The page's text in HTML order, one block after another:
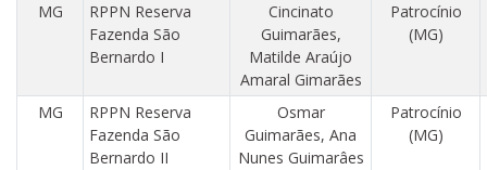
MG
RPPN Reserva
Fazenda São
Bernardo I
Cincinato
Guimarães,
Matilde Araújo
Amaral Gimarães
Patrocínio
(MG)
MG
RPPN Reserva
Fazenda São
Bernardo II
Osmar
Guimarães, Ana
Nunes Guimarâes
Patrocínio
(MG)